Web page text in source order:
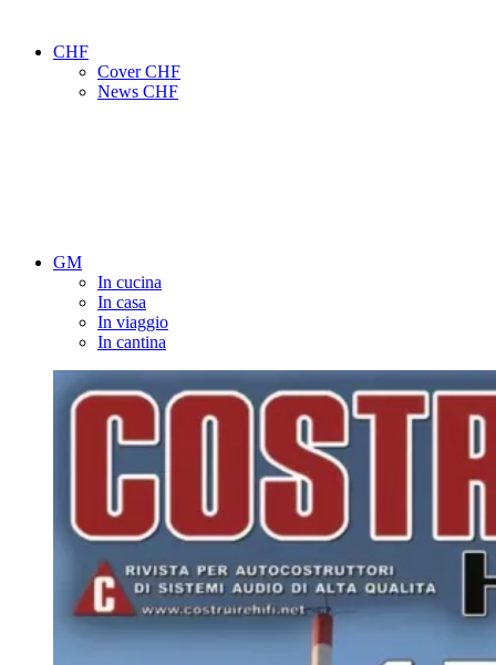
CHF
Cover CHF
News CHF
GM
In cucina
In casa
In viaggio
In cantina